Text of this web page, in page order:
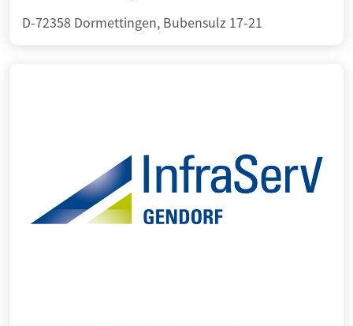
D-72358 Dormettingen, Bubensulz 17-21